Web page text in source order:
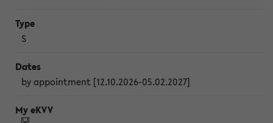
S
by appointment [12.10.2026-05.02.2027]